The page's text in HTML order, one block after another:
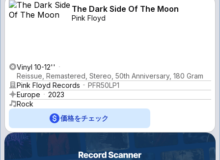
The Dark Side Of The Moon
Pink Floyd
Vinyl 10-12''
Reissue, Remastered, Stereo, 50th Anniversary, 180 Gram
Pink Floyd Records
PFR50LP1
Europe
2023
Rock
価格をチェック